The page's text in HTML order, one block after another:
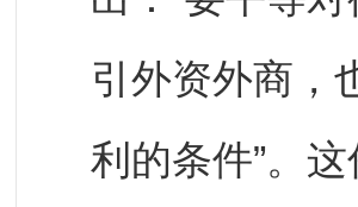
引外资外商，
利的条件”。